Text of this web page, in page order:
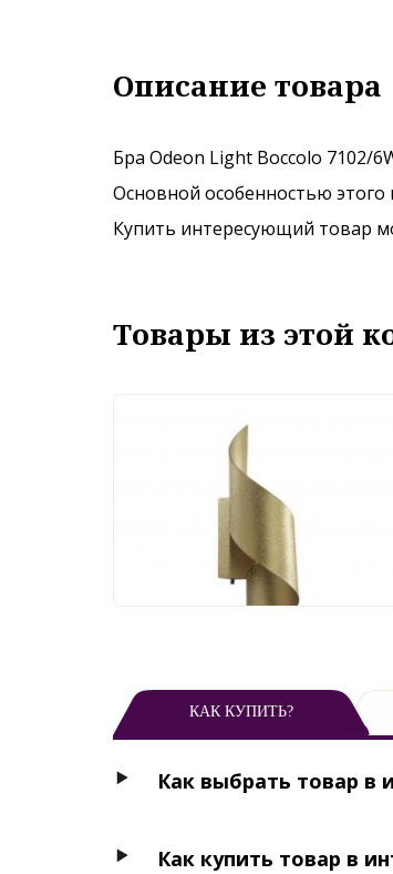
Описание товара
Бра Odeon Light Boccolo 7102/
Основной особенностью этого
Купить интересующий товар
Товары из этой
Бра Odeon Light Boccolo
7 040 руб.
КАК КУПИТЬ?
Как выбрать товар в
Как купить товар в